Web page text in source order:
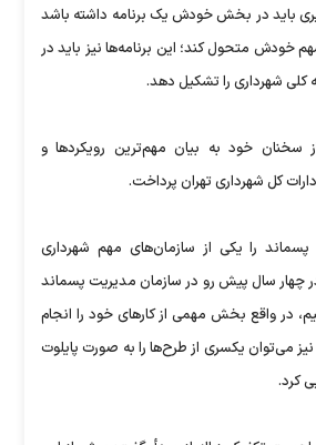
باید در بخش خودش یک برنامه داشته باشد
خودش متحول کند؛ این برنامه‌ها نیز باید در
کلی شهرداری را تشکیل دهد.
خود به بیان مهم‌ترین رویکردها و
کل شهرداری تهران پرداخت.
را یکی از سازمان‌های مهم شهرداری
چهار سال پیش رو در سازمان مدیریت پسماند
در واقع بخش مهمی از کارهای خود را انجام
می‌توان یکسری از طرح‌ها را به صورت پایلوت
کرد.